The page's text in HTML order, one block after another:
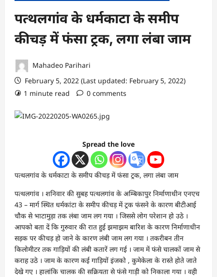
पत्थलगांव के धर्मकाटा के समीप
कीचड़ में फंसा ट्रक, लगा लंबा जाम
Mahadeo Parihari
February 5, 2022 (Last updated: February 5, 2022)
1 minute read
0 comments
Spread the love
पत्थलगांव के धर्मकाटा के समीप कीचड़ में फंसा ट्रक, लगा लंबा जाम
पत्थलगांव । शनिवार की सुबह पत्थलगांव के अम्बिकापुर निर्माणाधीन एनएच
43 – मार्ग स्थित धर्मकांटा के समीप कीचड़ में ट्रक फंसने के कारण बीटीआई
चौक से भाटामुड़ा तक लंबा जाम लग गया । जिससे लोग परेशान हो उठे ।
आपको बता दें कि गुरुवार की रात हुई झमाझम बारिश के कारण निर्माणाधीन
सड़क पर कीचड़ हो जाने के कारण लंबी जाम लग गया । तकरीबन तीन
किलोमीटर तक गाड़ियों की लंबी कतारें लग गई । जाम में फंसे चालकों जाम से
कराह उठे । जाम के कारण कई गाड़ियों इंजको , कुमेकेला के रास्ते होते जाते
देखे गए । हालांकि चालक की सक्रियता से फंसे गाड़ी को निकाला गया । वही